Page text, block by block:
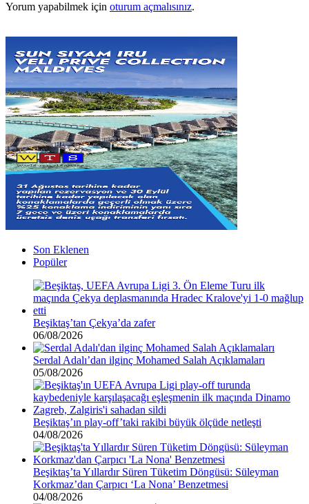
Yorum yapabilmek için oturum açmalısınız.
Son Eklenen
Popüler
Beşiktaş’tan Çekya’da zafer
06/08/2026
Serdal Adalı’dan ilginç Mohamed Salah Açıklamaları
05/08/2026
Beşiktaş’ın play-off’taki rakibi büyük ölçüde netleşti
04/08/2026
Beşiktaş’ta Yıllardır Süren Tüketim Döngüsü: Süleyman
Korkmaz’dan Çarpıcı ‘La Nona’ Benzetmesi
04/08/2026